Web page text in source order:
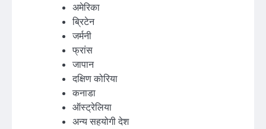
अमेरिका
ब्रिटेन
जर्मनी
फ्रांस
जापान
दक्षिण कोरिया
कनाडा
ऑस्ट्रेलिया
अन्य सहयोगी देश